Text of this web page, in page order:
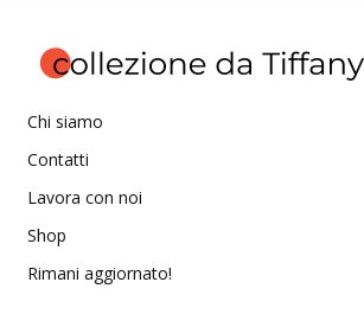
Chi siamo
Contatti
Lavora con noi
Shop
Rimani aggiornato!